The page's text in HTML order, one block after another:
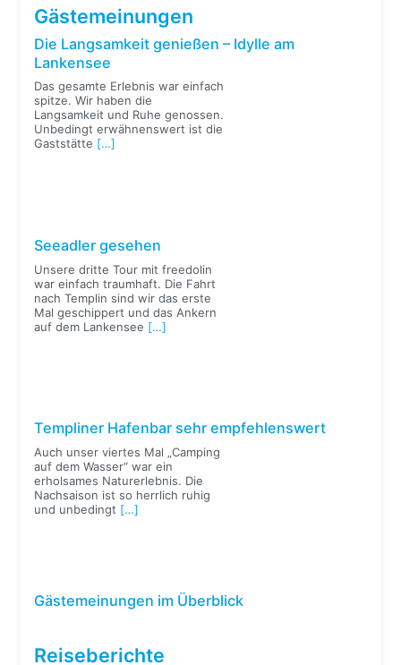
Gästemeinungen
Die Langsamkeit genießen – Idylle am
Lankensee
Das gesamte Erlebnis war einfach
spitze. Wir haben die
Langsamkeit und Ruhe genossen.
Unbedingt erwähnenswert ist die
Gaststätte […]
Seeadler gesehen
Unsere dritte Tour mit freedolin
war einfach traumhaft. Die Fahrt
nach Templin sind wir das erste
Mal geschippert und das Ankern
auf dem Lankensee […]
Templiner Hafenbar sehr empfehlenswert
Auch unser viertes Mal „Camping
auf dem Wasser“ war ein
erholsames Naturerlebnis. Die
Nachsaison ist so herrlich ruhig
und unbedingt […]
Gästemeinungen im Überblick
Reiseberichte